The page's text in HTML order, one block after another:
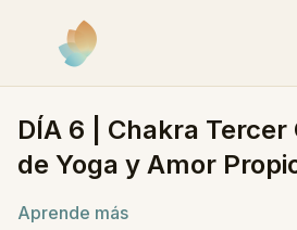
DÍA 6 | Chakra Tercer
de Yoga y Amor
Aprende más